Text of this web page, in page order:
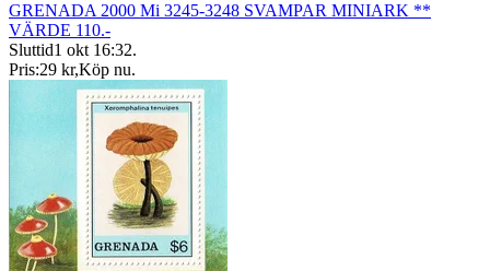
GRENADA 2000 Mi 3245-3248 SVAMPAR MINIARK **
VÄRDE 110.-
Sluttid1 okt 16:32.
Pris:29 kr,Köp nu.